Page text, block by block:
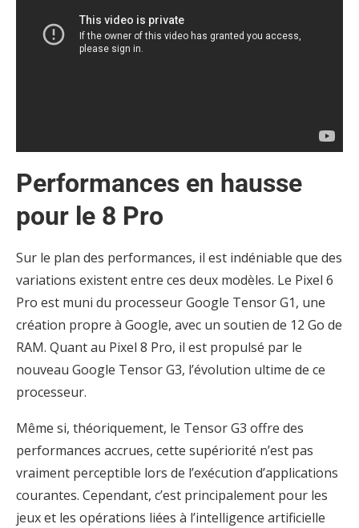
Performances en hausse
pour le 8 Pro
Sur le plan des performances, il est indéniable que des
variations existent entre ces deux modèles. Le Pixel 6
Pro est muni du processeur Google Tensor G1, une
création propre à Google, avec un soutien de 12 Go de
RAM. Quant au Pixel 8 Pro, il est propulsé par le
nouveau Google Tensor G3, l’évolution ultime de ce
processeur.
Même si, théoriquement, le Tensor G3 offre des
performances accrues, cette supériorité n’est pas
vraiment perceptible lors de l’exécution d’applications
courantes. Cependant, c’est principalement pour les
jeux et les opérations liées à l’intelligence artificielle